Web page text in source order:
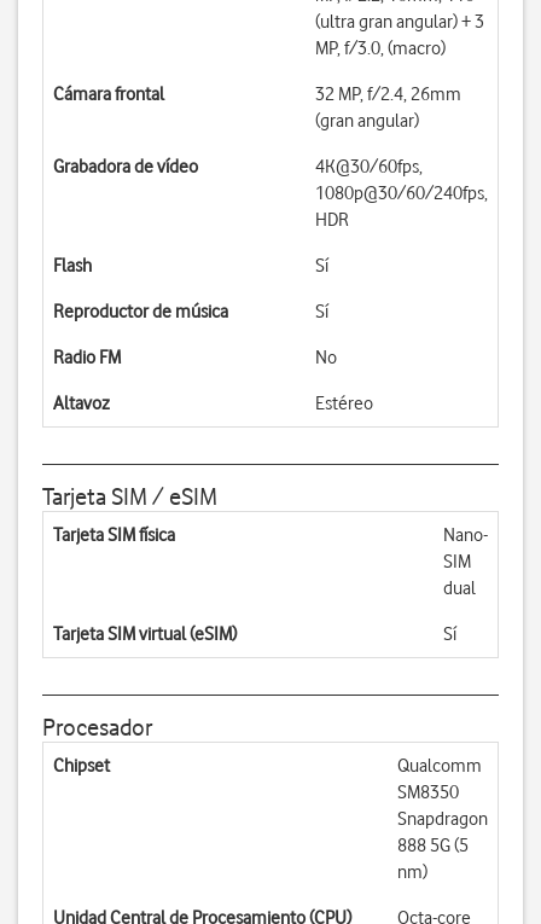
(ultra gran angular) + 3
MP, f/3.0, (macro)
Cámara frontal
32 MP, f/2.4, 26mm
(gran angular)
Grabadora de vídeo
4K@30/60fps,
1080p@30/60/240fps,
HDR
Flash Sí
Reproductor de música Sí
Radio FM No
Altavoz Estéreo
Tarjeta SIM / eSIM
Tarjeta SIM física
Nano-
SIM
dual
Tarjeta SIM virtual (eSIM) Sí
Procesador
Chipset
Qualcomm
SM8350
Snapdragon
888 5G (5
nm)
Unidad Central de Procesamiento (CPU) Octa-core